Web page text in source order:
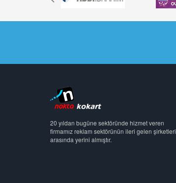
20 yıldan bugüne sektöründe hizmet veren
firmamız reklam sektörünün ileri gelen şirketleri
arasında yerini almıştır.